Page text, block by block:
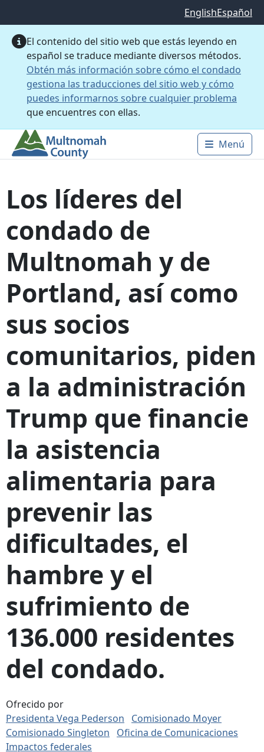
EnglishEspañol
El contenido del sitio web que estás leyendo en
español se traduce mediante diversos métodos.
Obtén más información sobre cómo el condado
gestiona las traducciones del sitio web y cómo
puedes informarnos sobre cualquier problema
que encuentres con ellas.
Main
Menú
Los líderes del
condado de
Multnomah y de
Portland, así como
sus socios
comunitarios, piden
a la administración
Trump que financie
la asistencia
alimentaria para
prevenir las
dificultades, el
hambre y el
sufrimiento de
136.000 residentes
del condado.
Ofrecido por
Presidenta Vega Pederson
Comisionado Moyer
Comisionado Singleton
Oficina de Comunicaciones
Impactos federales